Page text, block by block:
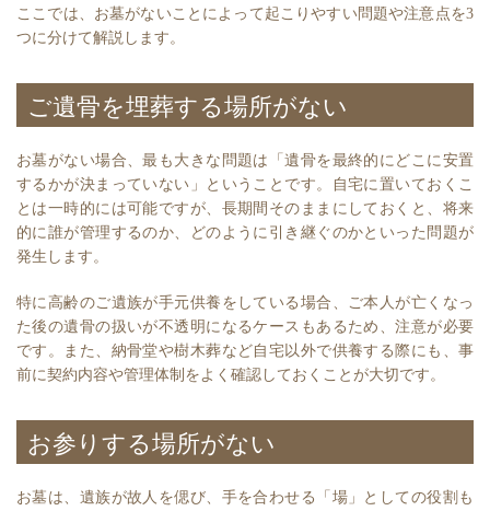
ここでは、お墓がないことによって起こりやすい問題や注意点を3
つに分けて解説します。
ご遺骨を埋葬する場所がない
お墓がない場合、最も大きな問題は「遺骨を最終的にどこに安置
するかが決まっていない」ということです。自宅に置いておくこ
とは一時的には可能ですが、長期間そのままにしておくと、将来
的に誰が管理するのか、どのように引き継ぐのかといった問題が
発生します。
特に高齢のご遺族が手元供養をしている場合、ご本人が亡くなっ
た後の遺骨の扱いが不透明になるケースもあるため、注意が必要
です。また、納骨堂や樹木葬など自宅以外で供養する際にも、事
前に契約内容や管理体制をよく確認しておくことが大切です。
お参りする場所がない
お墓は、遺族が故人を偲び、手を合わせる「場」としての役割も